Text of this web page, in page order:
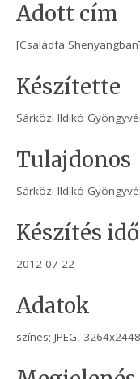
Adott cím
[Családfa Shenyangban]
Készítette
Sárközi Ildikó
Tulajdonos
Sárközi Ildikó
Készítés
2012-07-22
Adatok
színes; JPEG,